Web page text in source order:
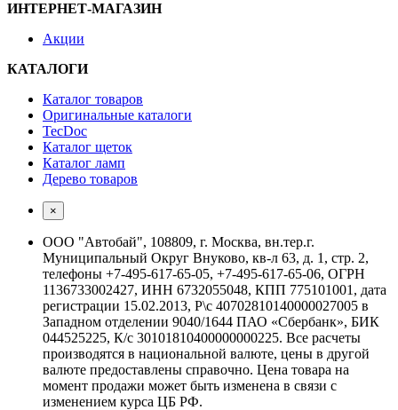
ИНТЕРНЕТ-МАГАЗИН
Акции
КАТАЛОГИ
Каталог товаров
Оригинальные каталоги
TecDoc
Каталог щеток
Каталог ламп
Дерево товаров
×
ООО "Автобай", 108809, г. Москва, вн.тер.г.
Муниципальный Округ Внуково, кв-л 63, д. 1, стр. 2,
телефоны +7-495-617-65-05, +7-495-617-65-06, ОГРН
1136733002427, ИНН 6732055048, КПП 775101001, дата
регистрации 15.02.2013, Р\с 40702810140000027005 в
Западном отделении 9040/1644 ПАО «Сбербанк», БИК
044525225, К/с 30101810400000000225. Все расчеты
производятся в национальной валюте, цены в другой
валюте предоставлены справочно. Цена товара на
момент продажи может быть изменена в связи с
изменением курса ЦБ РФ.